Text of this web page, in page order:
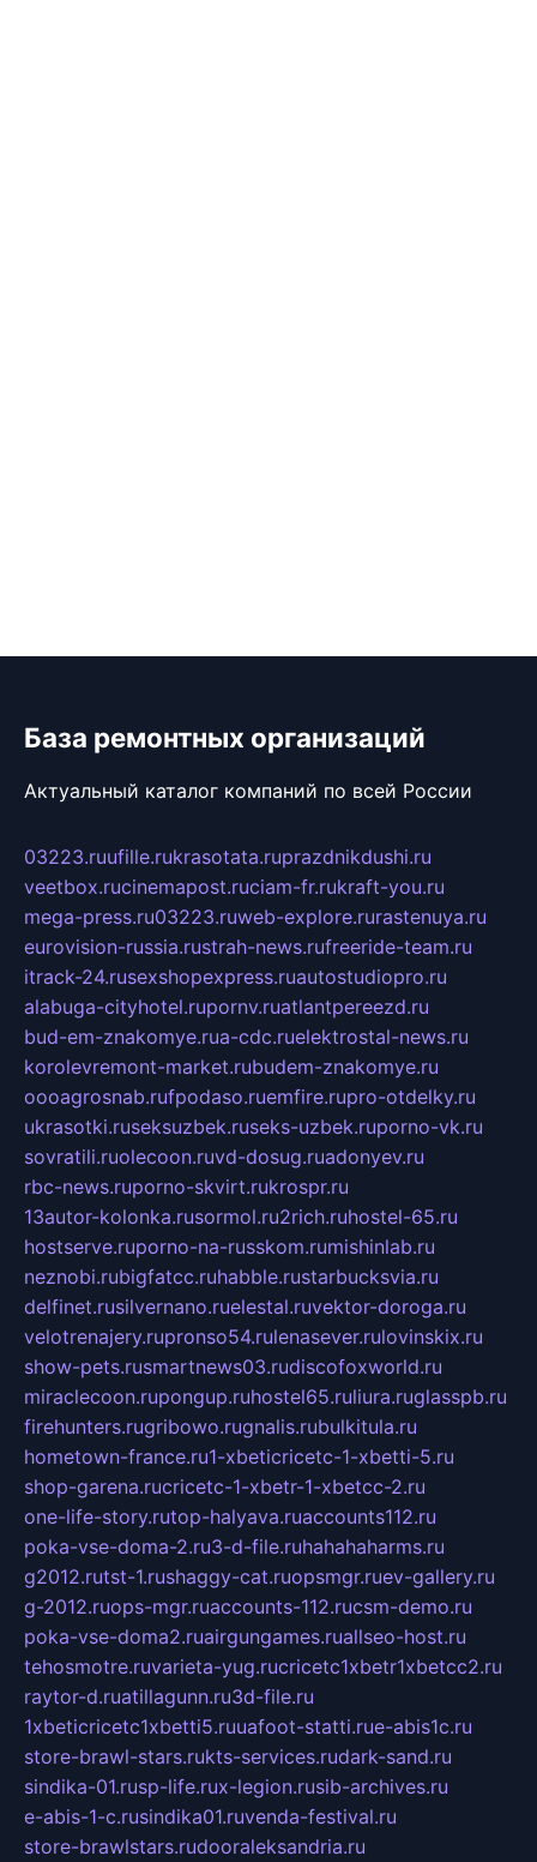
База ремонтных организаций
Актуальный каталог компаний по всей России
03223.ruufille.rukrasotata.ruprazdnikdushi.ru
veetbox.rucinemapost.ruciam-fr.rukraft-you.ru
mega-press.ru03223.ruweb-explore.rurastenuya.ru
eurovision-russia.rustrah-news.rufreeride-team.ru
itrack-24.rusexshopexpress.ruautostudiopro.ru
alabuga-cityhotel.rupornv.ruatlantpereezd.ru
bud-em-znakomye.rua-cdc.ruelektrostal-news.ru
korolevremont-market.rubudem-znakomye.ru
oooagrosnab.rufpodaso.ruemfire.rupro-otdelky.ru
ukrasotki.ruseksuzbek.ruseks-uzbek.ruporno-vk.ru
sovratili.ruolecoon.ruvd-dosug.ruadonyev.ru
rbc-news.ruporno-skvirt.rukrospr.ru
13autor-kolonka.rusormol.ru2rich.ruhostel-65.ru
hostserve.ruporno-na-russkom.rumishinlab.ru
neznobi.rubigfatcc.ruhabble.rustarbucksvia.ru
delfinet.rusilvernano.ruelestal.ruvektor-doroga.ru
velotrenajery.rupronso54.rulenasever.rulovinskix.ru
show-pets.rusmartnews03.rudiscofoxworld.ru
miraclecoon.rupongup.ruhostel65.ruliura.ruglasspb.ru
firehunters.rugribowo.rugnalis.rubulkitula.ru
hometown-france.ru1-xbeticricetc-1-xbetti-5.ru
shop-garena.rucricetc-1-xbetr-1-xbetcc-2.ru
one-life-story.rutop-halyava.ruaccounts112.ru
poka-vse-doma-2.ru3-d-file.ruhahahaharms.ru
g2012.rutst-1.rushaggy-cat.ruopsmgr.ruev-gallery.ru
g-2012.ruops-mgr.ruaccounts-112.rucsm-demo.ru
poka-vse-doma2.ruairgungames.ruallseo-host.ru
tehosmotre.ruvarieta-yug.rucricetc1xbetr1xbetcc2.ru
raytor-d.ruatillagunn.ru3d-file.ru
1xbeticricetc1xbetti5.ruuafoot-statti.rue-abis1c.ru
store-brawl-stars.rukts-services.rudark-sand.ru
sindika-01.rusp-life.rux-legion.rusib-archives.ru
e-abis-1-c.rusindika01.ruvenda-festival.ru
store-brawlstars.rudooraleksandria.ru